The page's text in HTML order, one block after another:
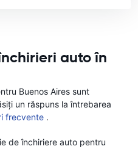
auto în
Buenos Aires sunt
un răspuns la întrebarea
frecvente .
de închiriere auto pentru